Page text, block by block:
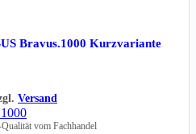
Bravus.1000 Kurzvariante
Versand
vom Fachhandel